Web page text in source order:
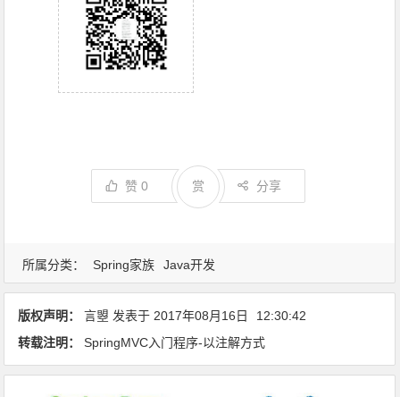
赞0 分享
赏
所属分类： Spring家族 Java开发
版权声明： 言曌 发表于 2017年08月16日
12:30:42
转载注明：
SpringMVC入门程序-以注解方式